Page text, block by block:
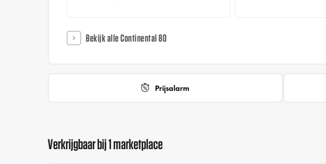
Bekijk alle Continental 80
Prijsalarm
Verkrijgbaar bij 1 marketplace